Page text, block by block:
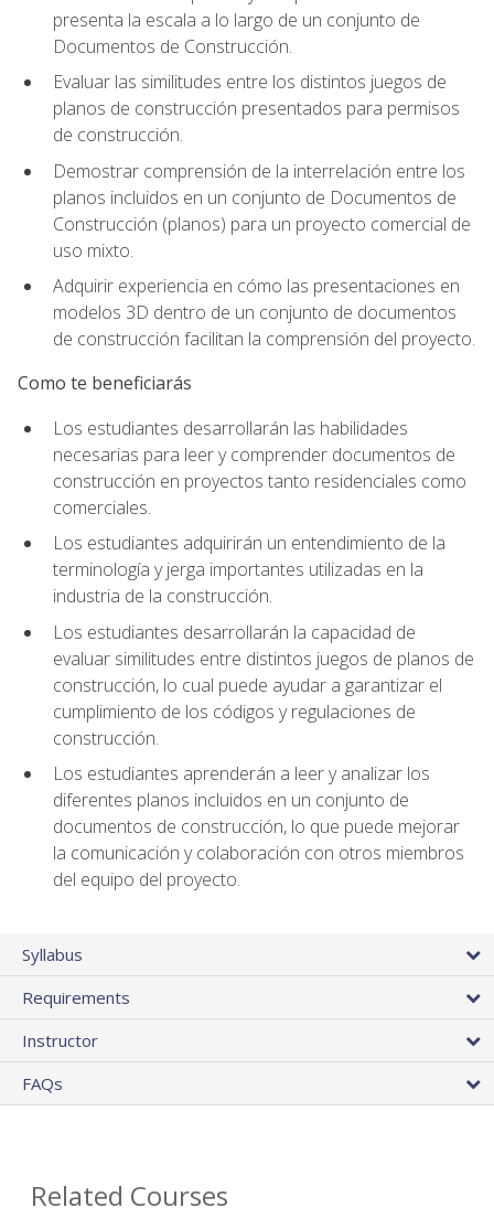
presenta la escala a lo largo de un conjunto de
Documentos de Construcción.
Evaluar las similitudes entre los distintos juegos de
planos de construcción presentados para permisos
de construcción.
Demostrar comprensión de la interrelación entre los
planos incluidos en un conjunto de Documentos de
Construcción (planos) para un proyecto comercial de
uso mixto.
Adquirir experiencia en cómo las presentaciones en
modelos 3D dentro de un conjunto de documentos
de construcción facilitan la comprensión del proyecto.
Como te beneficiarás
Los estudiantes desarrollarán las habilidades
necesarias para leer y comprender documentos de
construcción en proyectos tanto residenciales como
comerciales.
Los estudiantes adquirirán un entendimiento de la
terminología y jerga importantes utilizadas en la
industria de la construcción.
Los estudiantes desarrollarán la capacidad de
evaluar similitudes entre distintos juegos de planos de
construcción, lo cual puede ayudar a garantizar el
cumplimiento de los códigos y regulaciones de
construcción.
Los estudiantes aprenderán a leer y analizar los
diferentes planos incluidos en un conjunto de
documentos de construcción, lo que puede mejorar
la comunicación y colaboración con otros miembros
del equipo del proyecto.
Syllabus
Requirements
Instructor
FAQs
Related Courses